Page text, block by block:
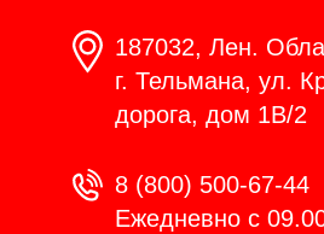
187032, Лен.
г. Тельмана, ул.
дорога, дом 1В/2
8 (800) 500-67-44
Ежедневно с